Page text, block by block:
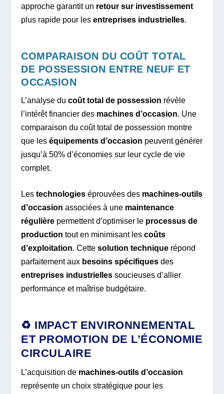
approche garantit un retour sur investissement
plus rapide pour lesentreprises industrielles.
COMPARAISON DU COÛT TOTAL
DE POSSESSION ENTRE NEUF ET
OCCASION
L’analyse ducoût total de possession révèle
l’intérêt financier des machines d’occasion. Une
comparaison du coût total de possession montre
que leséquipements d’occasion peuvent générer
jusqu’à 50% d’économies sur leur cycle de vie
complet.
Lestechnologies éprouvées des machines-outils
d’occasion associées à une maintenance
régulière permettent d’optimiser le processus de
production tout en minimisant lescoûts
d’exploitation. Cettesolution technique répond
parfaitement aux besoins spécifiques des
entreprises industrielles soucieuses d’allier
performance et maîtrise budgétaire.
♻️ IMPACT ENVIRONNEMENTAL
ET PROMOTION DE L’ÉCONOMIE
CIRCULAIRE
L’acquisition de machines-outils d’occasion
représente un choix stratégique pour les